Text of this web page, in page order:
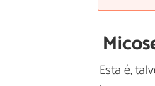
Esta é,